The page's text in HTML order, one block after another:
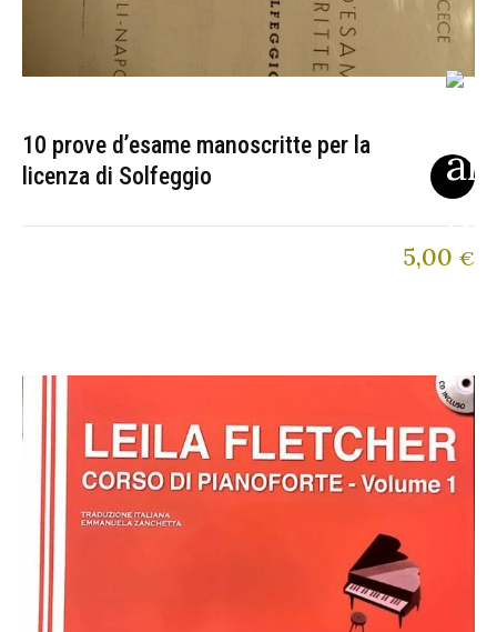
10 prove d’esame manoscritte per la
licenza di Solfeggio
5,00 €